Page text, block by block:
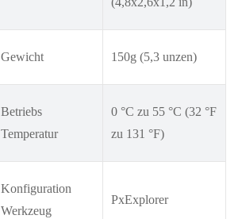
Gewicht 150g (5,3 unzen)
Betriebs
Temperatur
0 °C zu 55 °C (32 °F
zu 131 °F)
Konfiguration
Werkzeug
PxExplorer